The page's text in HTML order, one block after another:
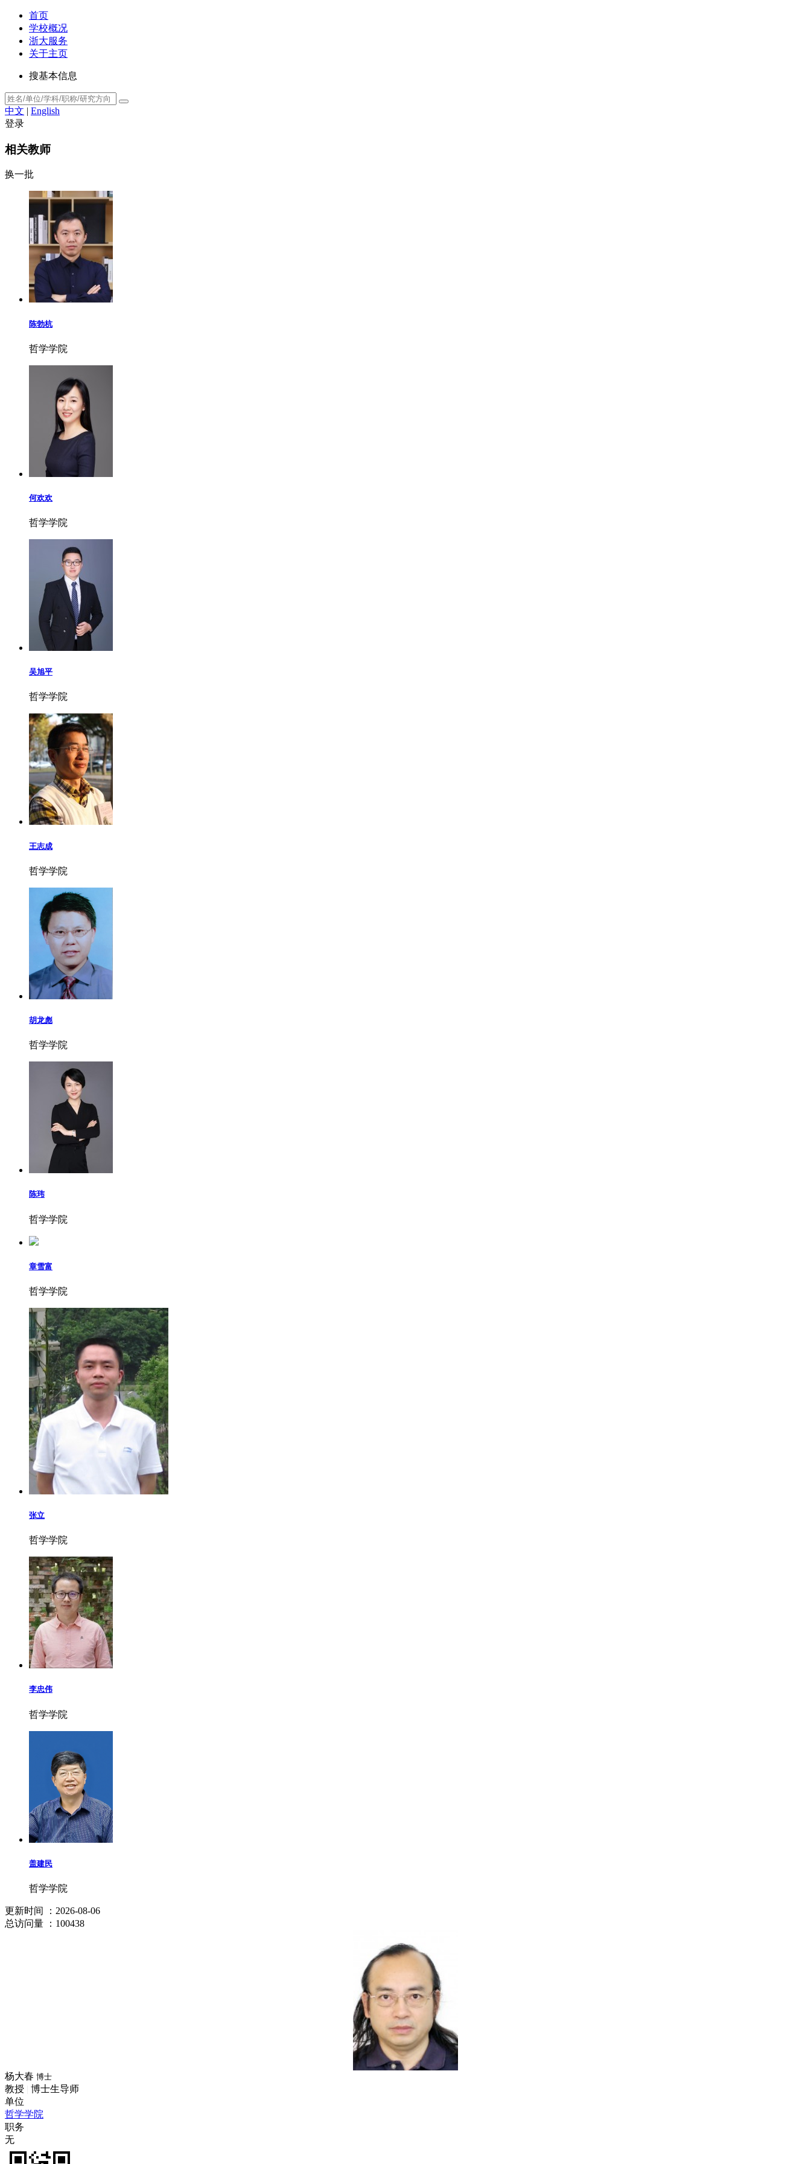
首页
学校概况
浙大服务
关于主页
搜基本信息
中文 | English
登录
相关教师
换一批
陈勃杭
哲学学院
何欢欢
哲学学院
吴旭平
哲学学院
王志成
哲学学院
胡龙彪
哲学学院
陈玮
哲学学院
章雪富
哲学学院
张立
哲学学院
李忠伟
哲学学院
盖建民
哲学学院
更新时间
：2026-08-06
总访问量 ：100438
杨大春 博士
教授
博士生导师
单位
哲学学院
职务
无